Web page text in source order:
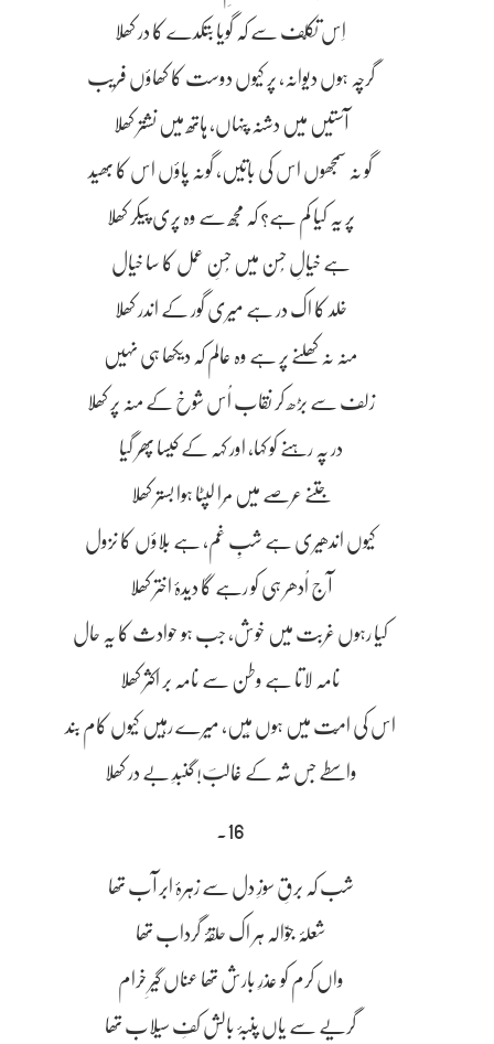
اِس تکلّف سے کہ گویا بتکدے کا در کھلا
گرچہ ہوں دیوانہ، پر کیوں دوست کا کھاؤں فریب
آستیں میں دشنہ پنہاں، ہاتھ میں نشتر کھلا
گو نہ سمجھوں اس کی باتیں، گونہ پاؤں اس کا بھید
پر یہ کیا کم ہے؟ کہ مجھ سے وہ پری پیکر کھلا
ہے خیالِ حُسن میں حُسنِ عمل کا سا خیال
خلد کا اک در ہے میری گور کے اندر کھلا
منہ نہ کھلنے پر ہے وہ عالم کہ دیکھا ہی نہیں
زلف سے بڑھ کر نقاب اُس شوخ کے منہ پر کھلا
در پہ رہنے کو کہا، اور کہہ کے کیسا پھر گیا
جتنے عرصے میں مِرا لپٹا ہوا بستر کھلا
کیوں اندھیری ہے شبِ غم، ہے بلاؤں کا نزول
آج اُدھر ہی کو رہے گا دیدۂ اختر کھلا
کیا رہوں غربت میں خوش، جب ہو حوادث کا یہ حال
نامہ لاتا ہے وطن سے نامہ بر اکثر کھلا
اس کی امّت میں ہوں مَیں، میرے رہیں کیوں کام بند
واسطے جس شہ کے غالبؔ! گنبدِ بے در کھلا
16۔
شب کہ برقِ سوزِ دل سے زہرۂ ابر آب تھا
شعلۂ جوّالہ ہر اک حلقۂ گرداب تھا
واں کرم کو عذرِ بارش تھا عناں گیرِ خرام
گریے سے یاں پنبۂ بالش کفِ سیلاب تھا